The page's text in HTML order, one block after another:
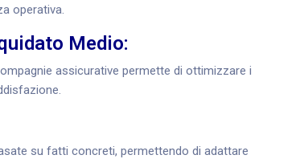
operativa.
Medio:
assicurative permette di ottimizzare i
su fatti concreti, permettendo di adattare